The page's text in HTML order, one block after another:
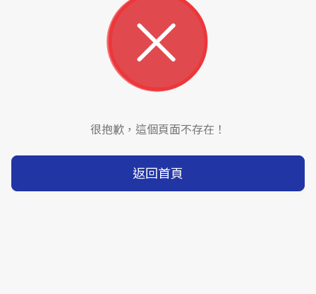
很抱歉，這個頁面不存在！
返回首頁